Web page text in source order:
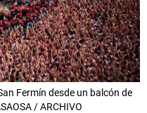
Fermín desde un balcón de
/ ARCHIVO